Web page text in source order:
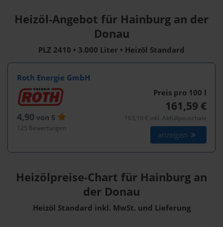
Heizöl-Angebot für Hainburg an der
Donau
PLZ 2410 • 3.000 Liter • Heizöl Standard
Roth Energie GmbH
4,90 von 5
125 Bewertungen
Preis pro 100 l
161,59 €
163,19 € inkl. Abfüllpauschale
anzeigen
Heizölpreise-Chart für Hainburg an
der Donau
Heizöl Standard inkl. MwSt. und Lieferung